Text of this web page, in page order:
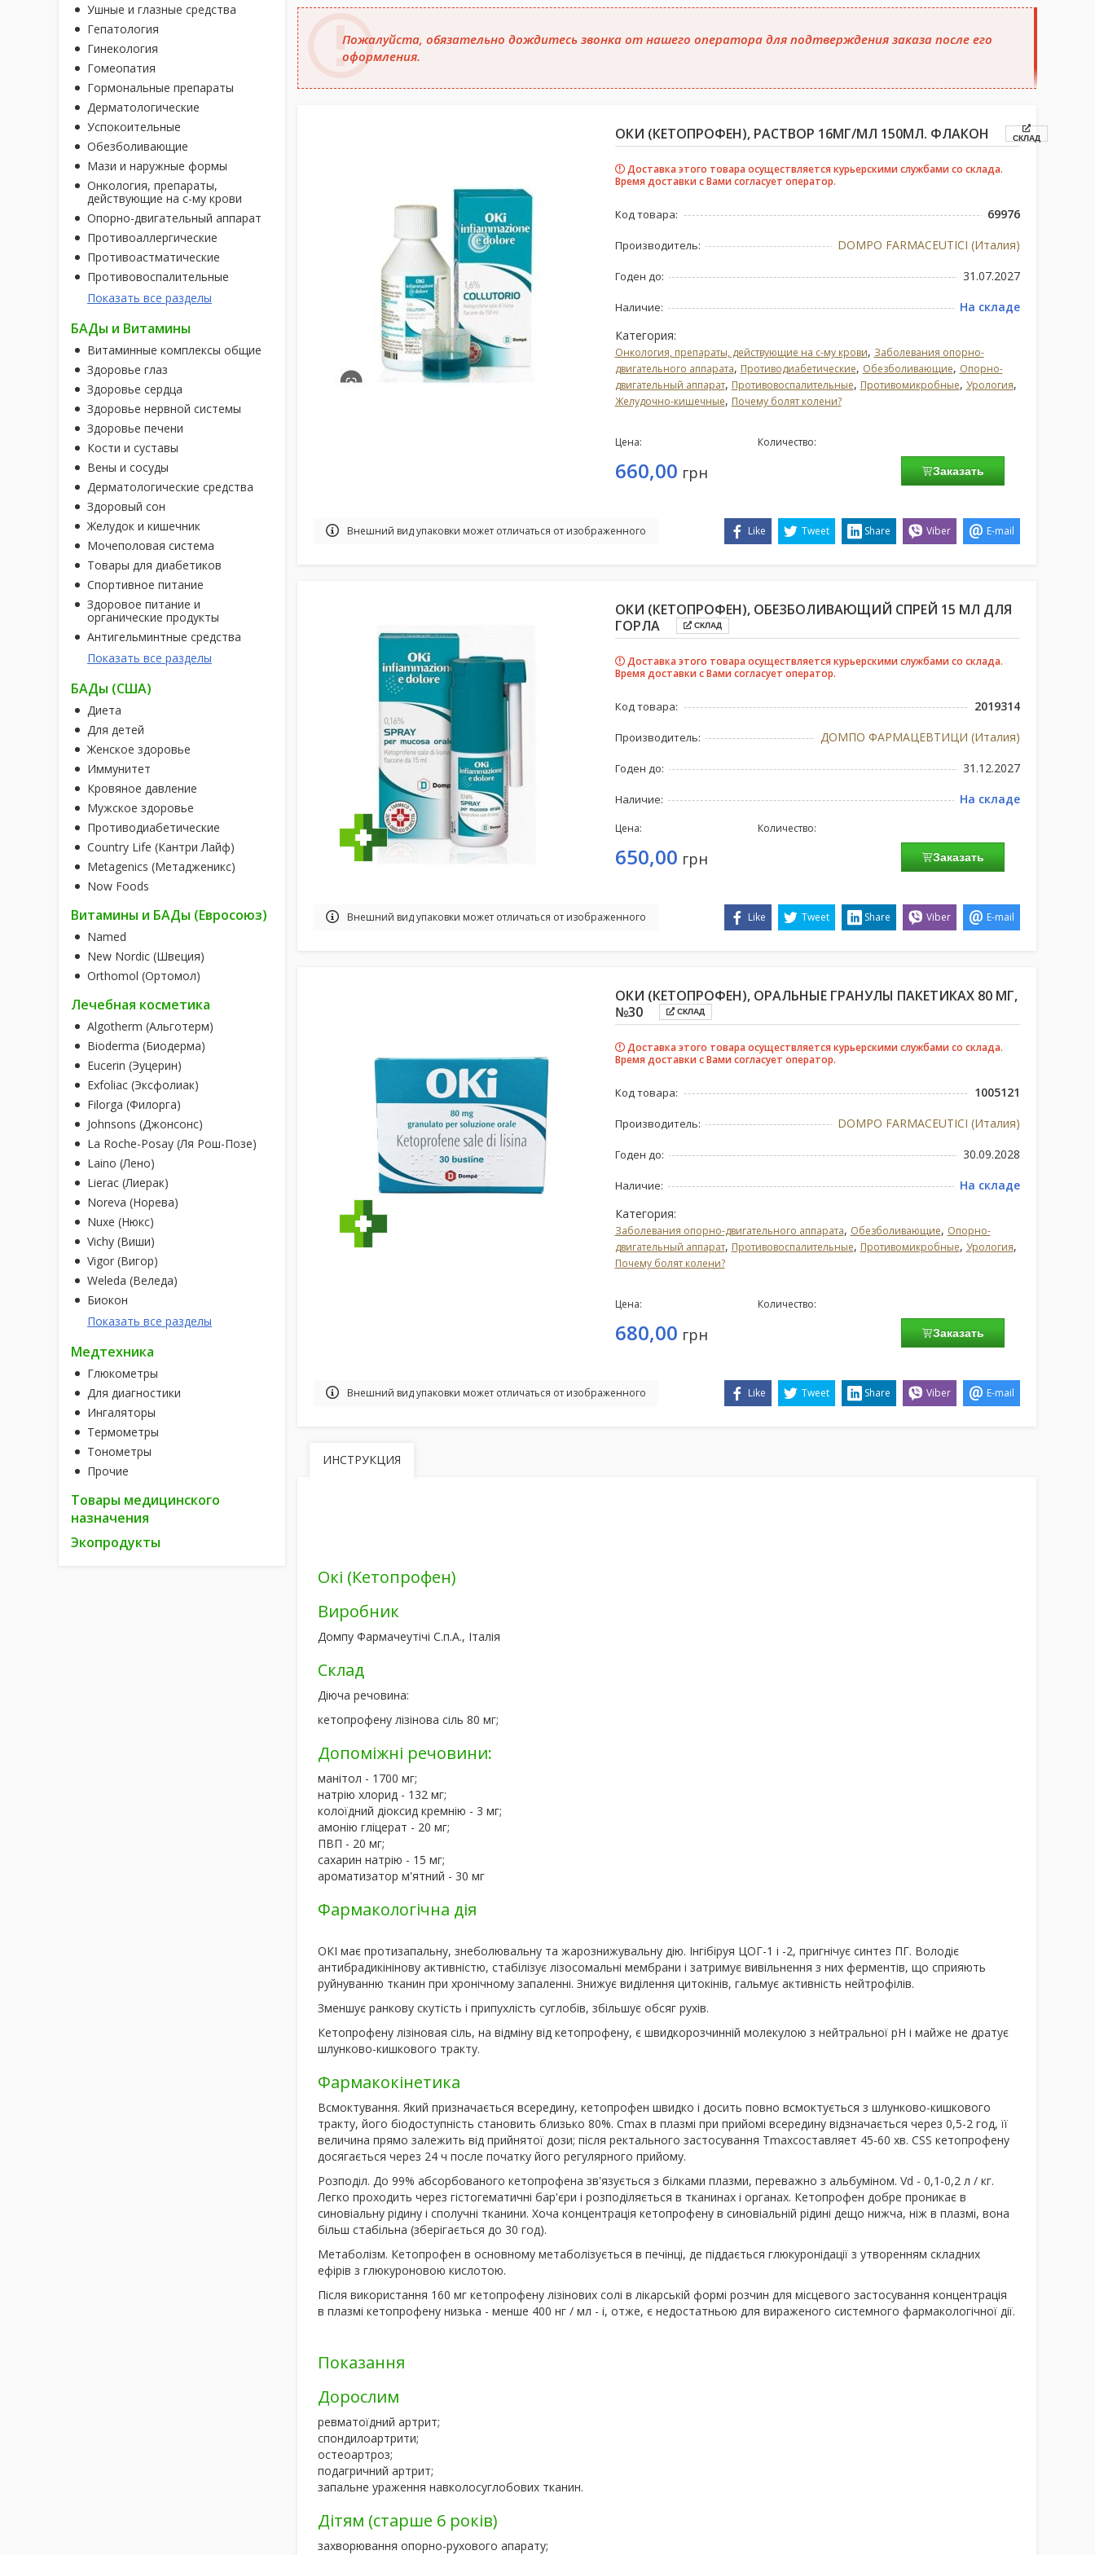
Ушные и глазные средства
Гепатология
Гинекология
Гомеопатия
Гормональные препараты
Дерматологические
Успокоительные
Обезболивающие
Мази и наружные формы
Онкология, препараты,
действующие на с-му крови
Опорно-двигательный аппарат
Противоаллергические
Противоастматические
Противовоспалительные
Показать все разделы
БАДы и Витамины
Витаминные комплексы общие
Здоровье глаз
Здоровье сердца
Здоровье нервной системы
Здоровье печени
Кости и суставы
Вены и сосуды
Дерматологические средства
Здоровый сон
Желудок и кишечник
Мочеполовая система
Товары для диабетиков
Спортивное питание
Здоровое питание и
органические продукты
Антигельминтные средства
Показать все разделы
БАДы (США)
Диета
Для детей
Женское здоровье
Иммунитет
Кровяное давление
Мужское здоровье
Противодиабетические
Country Life (Кантри Лайф)
Metagenics (Метадженикс)
Now Foods
Витамины и БАДы (Евросоюз)
Named
New Nordic (Швеция)
Orthomol (Ортомол)
Лечебная косметика
Algotherm (Альготерм)
Bioderma (Биодерма)
Eucerin (Эуцерин)
Exfoliac (Эксфолиак)
Filorga (Филорга)
Johnsons (Джонсонс)
La Roche-Posay (Ля Рош-Позе)
Laino (Лено)
Lierac (Лиерак)
Noreva (Норева)
Nuxe (Нюкс)
Vichy (Виши)
Vigor (Вигор)
Weleda (Веледа)
Биокон
Показать все разделы
Медтехника
Глюкометры
Для диагностики
Ингаляторы
Термометры
Тонометры
Прочие
Товары медицинского
назначения
Экопродукты
Пожалуйста, обязательно дождитесь звонка от нашего оператора для подтверждения заказа после его
оформления.
ОКИ (КЕТОПРОФЕН), РАСТВОР 16МГ/МЛ 150МЛ. ФЛАКОН СКЛАД
Доставка этого товара осуществляется курьерскими службами со склада.
Время доставки с Вами согласует оператор.
Код товара: 69976
Производитель: DOMPO FARMACEUTICI (Италия)
Годен до: 31.07.2027
Наличие:
На складе
Категория:
Онкология, препараты, действующие на с-му крови, Заболевания опорно-
двигательного аппарата, Противодиабетические, Обезболивающие, Опорно-
двигательный аппарат, Противовоспалительные, Противомикробные, Урология,
Желудочно-кишечные, Почему болят колени?
Цена:
660,00 грн
Количество:
Заказать
Внешний вид упаковки может отличаться от изображенного Like Tweet Share Viber E-mail
ОКИ (КЕТОПРОФЕН), ОБЕЗБОЛИВАЮЩИЙ СПРЕЙ 15 МЛ ДЛЯ
ГОРЛА
СКЛАД
Доставка этого товара осуществляется курьерскими службами со склада.
Время доставки с Вами согласует оператор.
Код товара: 2019314
Производитель: ДОМПО ФАРМАЦЕВТИЦИ (Италия)
Годен до: 31.12.2027
Наличие: На складе
Цена:
650,00 грн
Количество:
Заказать
Внешний вид упаковки может отличаться от изображенного Like Tweet Share Viber E-mail
ОКИ (КЕТОПРОФЕН), ОРАЛЬНЫЕ ГРАНУЛЫ ПАКЕТИКАХ 80 МГ,
№30
СКЛАД
Доставка этого товара осуществляется курьерскими службами со склада.
Время доставки с Вами согласует оператор.
Код товара: 1005121
Производитель: DOMPO FARMACEUTICI (Италия)
Годен до: 30.09.2028
Наличие:
На складе
Категория:
Заболевания опорно-двигательного аппарата, Обезболивающие, Опорно-
двигательный аппарат, Противовоспалительные, Противомикробные, Урология,
Почему болят колени?
Цена:
680,00 грн
Количество:
Заказать
Внешний вид упаковки может отличаться от изображенного Like Tweet Share Viber E-mail
ИНСТРУКЦИЯ
Окі (Кетопрофен)
Виробник
Домпу Фармачеутічі С.п.А., Італія
Склад
Діюча речовина:
кетопрофену лізінова сіль 80 мг;
Допоміжні речовини:
манітол - 1700 мг;
натрію хлорид - 132 мг;
колоїдний діоксид кремнію - 3 мг;
амонію гліцерат - 20 мг;
ПВП - 20 мг;
сахарин натрію - 15 мг;
ароматизатор м'ятний - 30 мг
Фармакологічна дія
ОКІ має протизапальну, знеболювальну та жарознижувальну дію. Інгібіруя ЦОГ-1 і -2, пригнічує синтез ПГ. Володіє
антибрадикінінову активністю, стабілізує лізосомальні мембрани і затримує вивільнення з них ферментів, що сприяють
руйнуванню тканин при хронічному запаленні. Знижує виділення цитокінів, гальмує активність нейтрофілів.
Зменшує ранкову скутість і припухлість суглобів, збільшує обсяг рухів.
Кетопрофену лізіновая сіль, на відміну від кетопрофену, є швидкорозчинній молекулою з нейтральної рН і майже не дратує
шлунково-кишкового тракту.
Фармакокінетика
Всмоктування. Який призначається всередину, кетопрофен швидко і досить повно всмоктується з шлунково-кишкового
тракту, його біодоступність становить близько 80%. Cmax в плазмі при прийомі всередину відзначається через 0,5-2 год, її
величина прямо залежить від прийнятої дози; після ректального застосування Tmaxсоставляет 45-60 хв. CSS кетопрофену
досягається через 24 ч поcле початку його регулярного прийому.
Розподіл. До 99% абсорбованого кетопрофена зв'язується з білками плазми, переважно з альбуміном. Vd - 0,1-0,2 л / кг.
Легко проходить через гістогематичні бар'єри і розподіляється в тканинах і органах. Кетопрофен добре проникає в
синовіальну рідину і сполучні тканини. Хоча концентрація кетопрофену в синовіальній рідині дещо нижча, ніж в плазмі, вона
більш стабільна (зберігається до 30 год).
Метаболізм. Кетопрофен в основному метаболізується в печінці, де піддається глюкуронідації з утворенням складних
ефірів з глюкуроновою кислотою.
Після використання 160 мг кетопрофену лізінових солі в лікарській формі розчин для місцевого застосування концентрація
в плазмі кетопрофену низька - менше 400 нг / мл - і, отже, є недостатньою для вираженого системного фармакологічної дії.
Показання
Дорослим
ревматоїдний артрит;
спондилоартрити;
остеоартроз;
подагричний артрит;
запальне ураження навколосуглобових тканин.
Дітям (старше 6 років)
захворювання опорно-рухового апарату;